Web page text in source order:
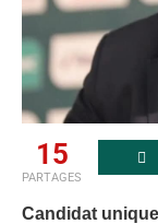
15
PARTAGES
Candidat